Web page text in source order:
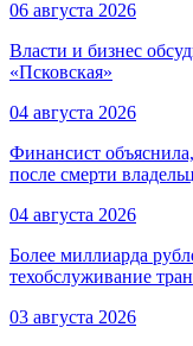
06 августа 2026
Власти и бизнес
«Псковская»
04 августа 2026
Финансист
после смерти
04 августа 2026
Более миллиарда
техобслуживание
03 августа 2026